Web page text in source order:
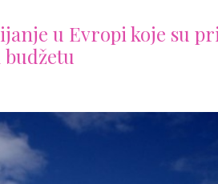
u Evropi koje su